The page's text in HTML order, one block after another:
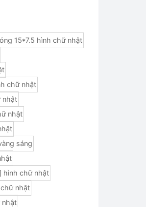
15*7.5 hình chữ nhật
chữ nhật
nhật
nhật
sáng
hình chữ nhật
nhật
nhật